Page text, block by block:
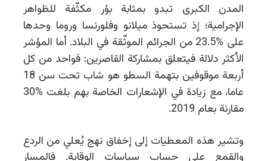
المدن الكبرى تبدو بمثابة بؤر مكثّفة للظواهر
الإجرامية؛ إذ تستحوذ ميلانو وفلورنسا وروما وحدها
على %
23.5 من الجرائم الموثّقة في البلاد. أما المؤشر
الأكثر دلالة فيتعلق بمشاركة القاصرين: فواحد من كل
أربعة موقوفين بتهمة السطو هو شاب تحت سن 18
عاما، مع زيادة في الإشعارات الخاصة بهم بلغت %
30
مقارنة بعام 2019.
وتشير هذه المعطيات إلى إخفاق نهج يُعلي من الردع
والقمع على حساب سياسات الوقاية. فالمسار